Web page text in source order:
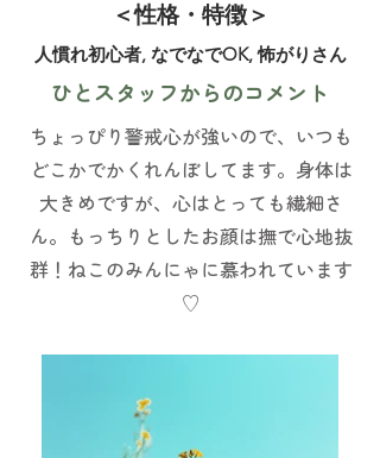
＜性格・特徴＞
人慣れ初心者, なでなでOK, 怖がりさん
ひとスタッフからのコメント
ちょっぴり警戒心が強いので、いつも
どこかでかくれんぼしてます。身体は
大きめですが、心はとっても繊細さ
ん。もっちりとしたお顔は撫で心地抜
群！ねこのみんにゃに慕われています
♡